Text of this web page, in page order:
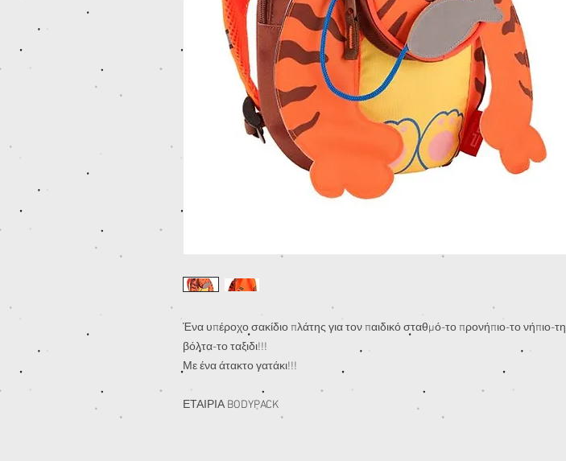
Ένα υπέροχο σακίδιο πλάτης για τον παιδικό σταθμό-το προνήπιο-το νήπιο-τη
βόλτα-το ταξιδι!!!
Με ένα άτακτο γατάκι!!!
ΕΤΑΙΡΙΑ BODYPACK